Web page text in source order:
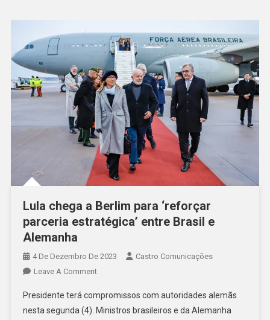
Lula chega a Berlim para ‘reforçar
parceria estratégica’ entre Brasil e
Alemanha
4 De Dezembro De 2023
Castro Comunicações
Leave A Comment
Presidente terá compromissos com autoridades alemãs
nesta segunda (4). Ministros brasileiros e da Alemanha